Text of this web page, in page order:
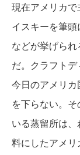
現在アメリカ
イスキーを筆
などが挙げら
だ。クラフトデ
今日のアメリカ
を下らない。
いる蒸留所は
料にしたアメ